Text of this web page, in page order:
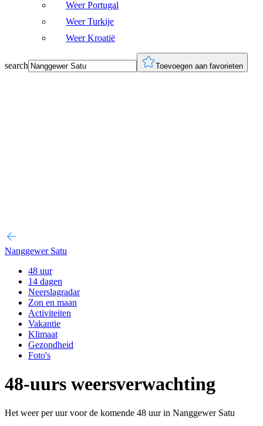
Weer Portugal
Weer Turkije
Weer Kroatië
search Toevoegen aan favorieten
Nanggewer Satu
48 uur
14 dagen
Neerslagradar
Zon en maan
Activiteiten
Vakantie
Klimaat
Gezondheid
Foto's
48-uurs weersverwachting
Het weer per uur voor de komende 48 uur in Nanggewer Satu